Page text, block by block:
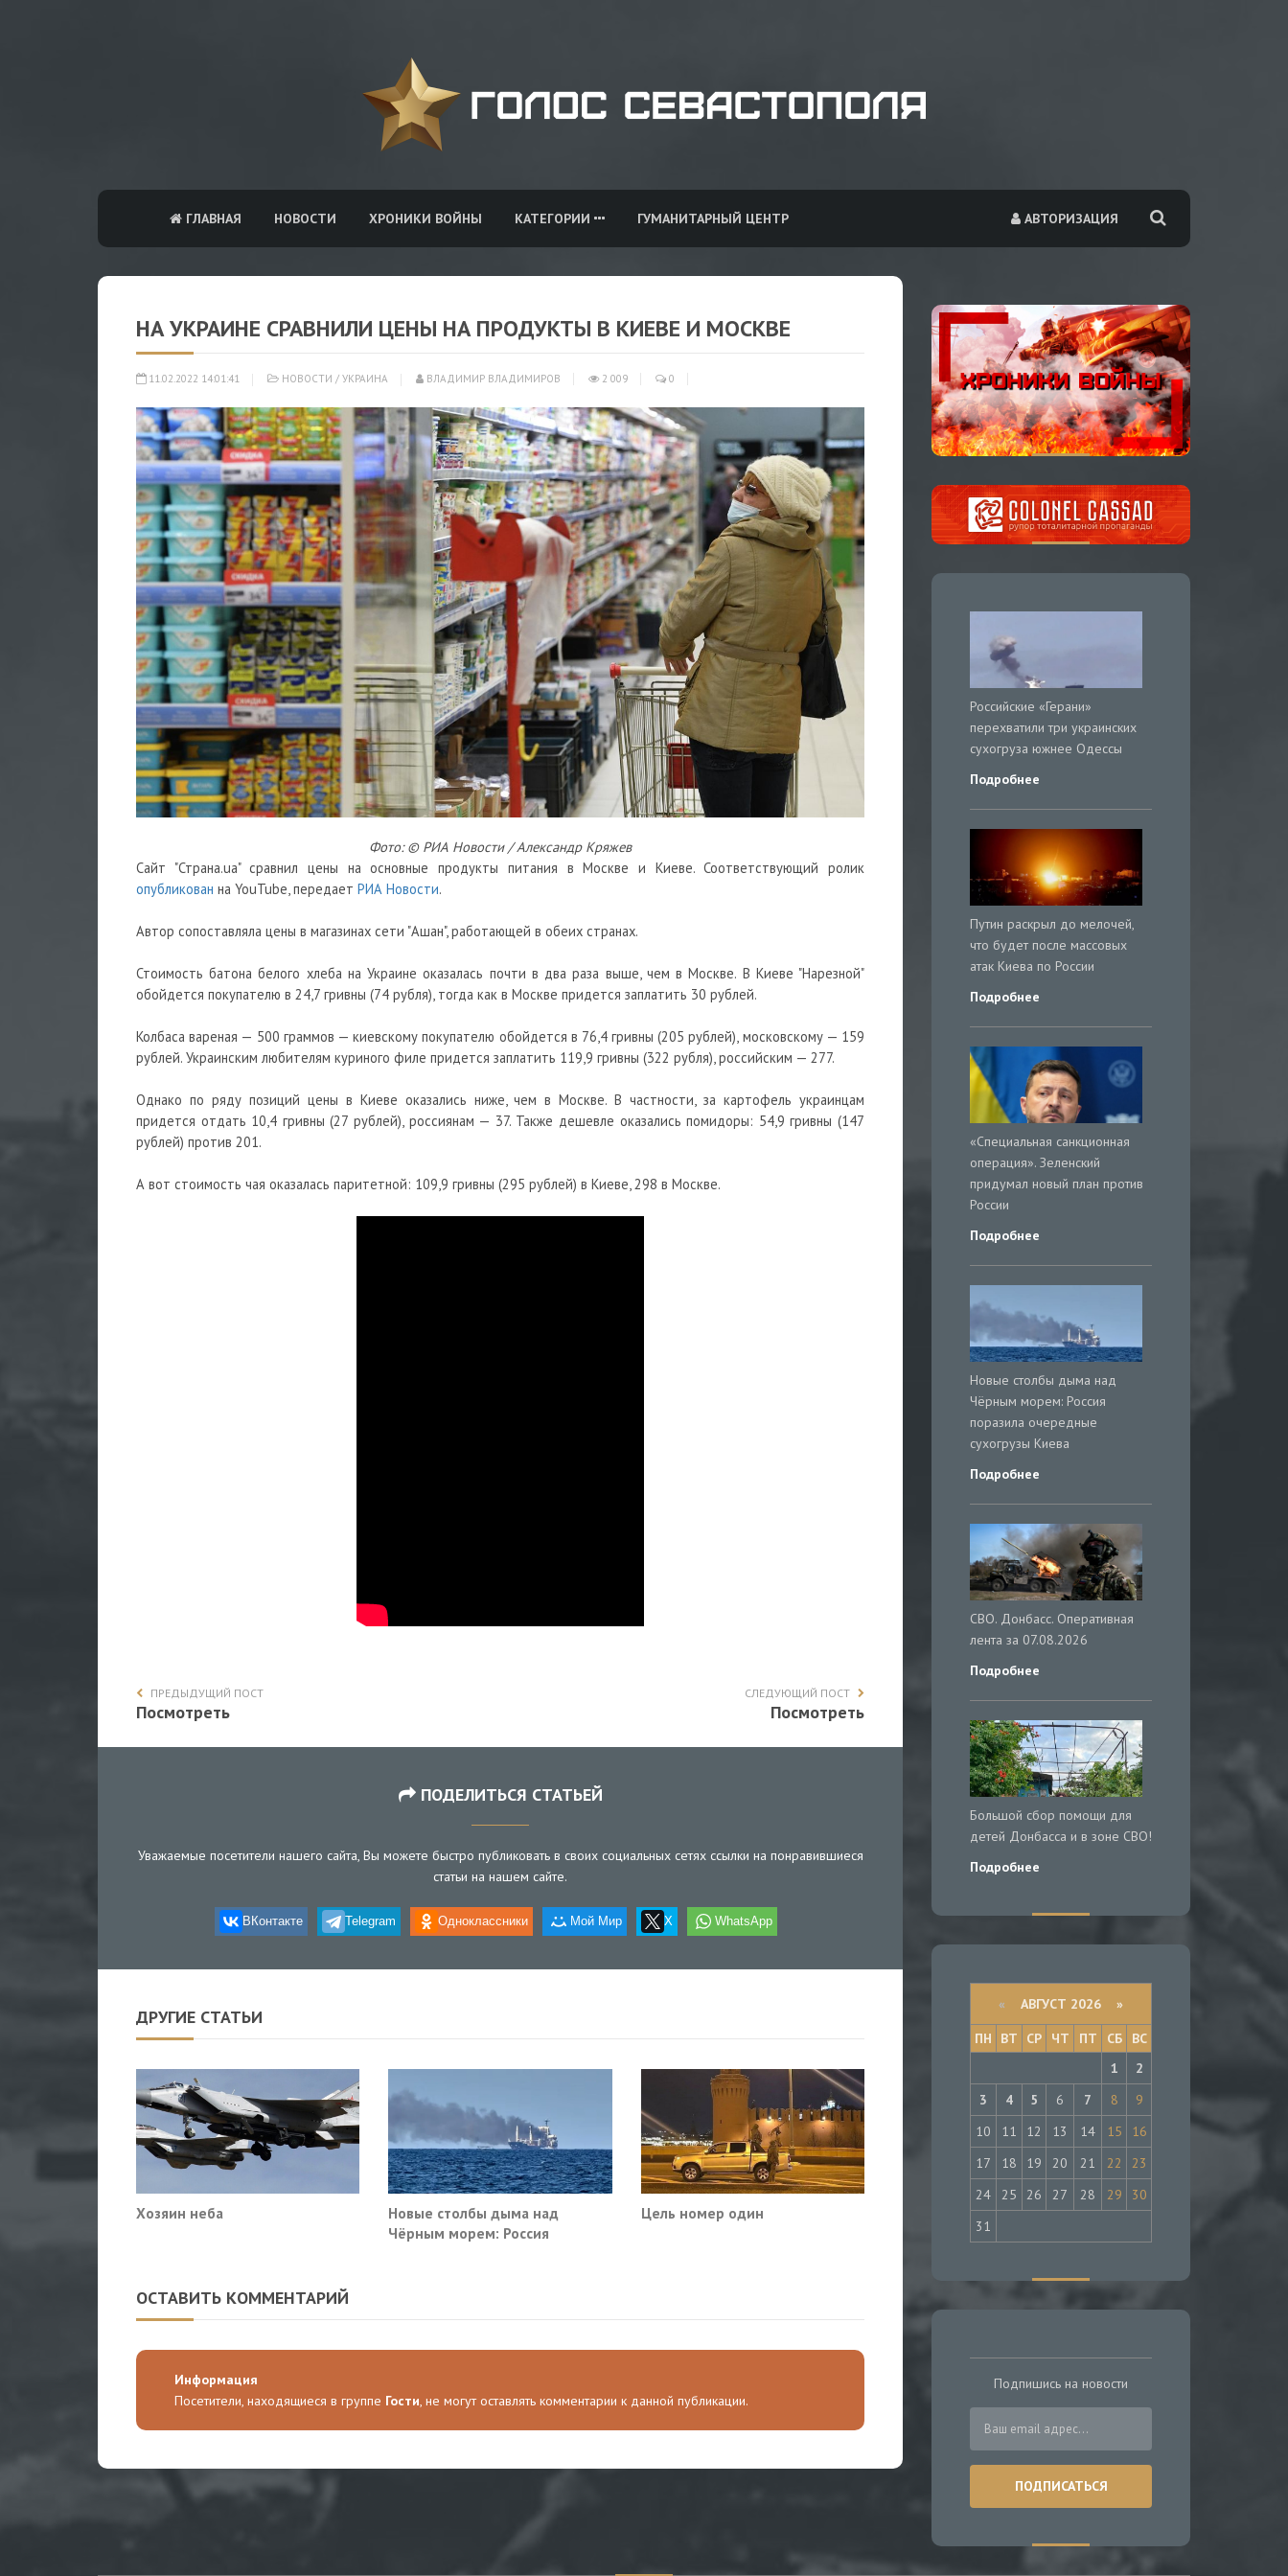
АВТОРИЗАЦИЯ
ГЛАВНАЯ НОВОСТИ ХРОНИКИ ВОЙНЫ КАТЕГОРИИ ГУМАНИТАРНЫЙ ЦЕНТР
НА УКРАИНЕ СРАВНИЛИ ЦЕНЫ НА ПРОДУКТЫ В КИЕВЕ И МОСКВЕ
11.02.2022 14:01:41 НОВОСТИ / УКРАИНА ВЛАДИМИР ВЛАДИМИРОВ 2 009 0
Фото: © РИА Новости / Александр Кряжев
Сайт "Страна.ua" сравнил цены на основные продукты питания в Москве и Киеве. Соответствующий ролик
опубликован на YouTube, передает РИА Новости.
Автор сопоставляла цены в магазинах сети "Ашан", работающей в обеих странах.
Стоимость батона белого хлеба на Украине оказалась почти в два раза выше, чем в Москве. В Киеве "Нарезной"
обойдется покупателю в 24,7 гривны (74 рубля), тогда как в Москве придется заплатить 30 рублей.
Колбаса вареная — 500 граммов — киевскому покупателю обойдется в 76,4 гривны (205 рублей), московскому — 159
рублей. Украинским любителям куриного филе придется заплатить 119,9 гривны (322 рубля), российским — 277.
Однако по ряду позиций цены в Киеве оказались ниже, чем в Москве. В частности, за картофель украинцам
придется отдать 10,4 гривны (27 рублей), россиянам — 37. Также дешевле оказались помидоры: 54,9 гривны (147
рублей) против 201.
А вот стоимость чая оказалась паритетной: 109,9 гривны (295 рублей) в Киеве, 298 в Москве.
ПРЕДЫДУЩИЙ ПОСТ
Посмотреть
СЛЕДУЮЩИЙ ПОСТ
Посмотреть
ПОДЕЛИТЬСЯ СТАТЬЕЙ
Уважаемые посетители нашего сайта, Вы можете быстро публиковать в своих социальных сетях ссылки на понравившиеся
статьи на нашем сайте.
ВКонтакте Telegram Одноклассники Мой Мир X WhatsApp
ДРУГИЕ СТАТЬИ
Хозяин неба
Новые столбы дыма над
Чёрным морем: Россия
Цель номер один
ОСТАВИТЬ КОММЕНТАРИЙ
Информация
Посетители, находящиеся в группе Гости , не могут оставлять комментарии к данной публикации.
Российские «Герани»
перехватили три украинских
сухогруза южнее Одессы
Подробнее
Путин раскрыл до мелочей,
что будет после массовых
атак Киева по России
Подробнее
«Специальная санкционная
операция». Зеленский
придумал новый план против
России
Подробнее
Новые столбы дыма над
Чёрным морем: Россия
поразила очередные
сухогрузы Киева
Подробнее
СВО. Донбасс. Оперативная
лента за 07.08.2026
Подробнее
Большой сбор помощи для
детей Донбасса и в зоне СВО!
Подробнее
« АВГУСТ 2026 »
ПН
ВТ СР ЧТ ПТ СБ
ВС
1
2
3
4 5 6 7 8
9
10
11 12 13 14 15
16
17
18 19 20 21 22
23
24
25 26 27 28 29
30
31
Подпишись на новости